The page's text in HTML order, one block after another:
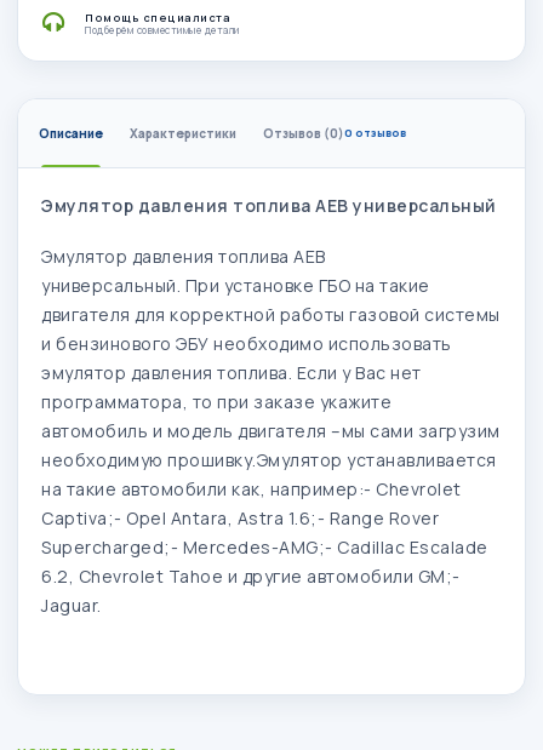
Помощь специалиста
Подберём совместимые детали
Описание Характеристики Отзывов (0)0 отзывов
Эмулятор давления топлива АЕВ универсальный
Эмулятор давления топлива АЕВ
универсальный. При установке ГБО на такие
двигателя для корректной работы газовой системы
и бензинового ЭБУ необходимо использовать
эмулятор давления топлива. Если у Вас нет
программатора, то при заказе укажите
автомобиль и модель двигателя –мы сами загрузим
необходимую прошивку.Эмулятор устанавливается
на такие автомобили как, например:- Chevrolet
Captiva;- Opel Antara, Astra 1.6;- Range Rover
Supercharged;- Mercedes-AMG;- Cadillac Escalade
6.2, Chevrolet Tahoe и другие автомобили GM;-
Jaguar.